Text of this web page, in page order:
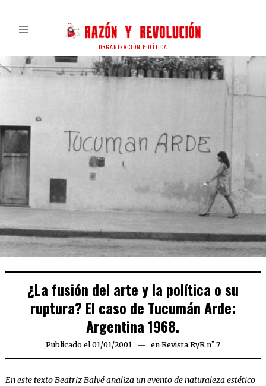
ORGANIZACIÓN POLÍTICA
¿La fusión del arte y la política o su
ruptura? El caso de Tucumán Arde:
Argentina 1968.
Publicado el 01/01/2001 09/04/2020
en Revista RyR n˚ 7
En este texto Beatriz Balvé analiza un evento de naturaleza estético